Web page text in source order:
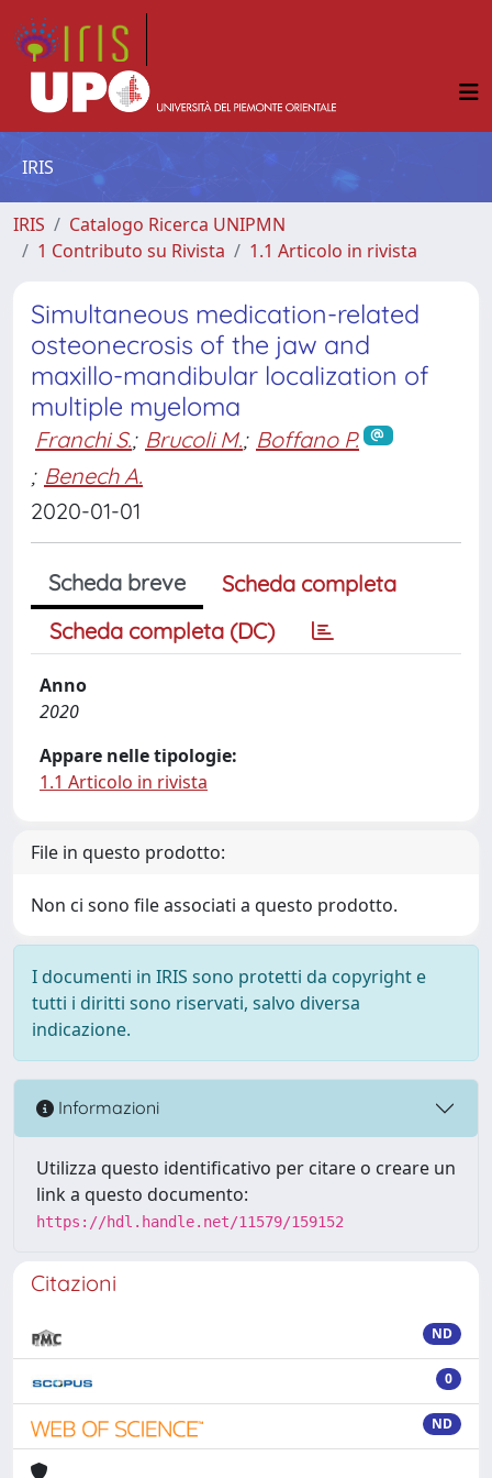
IRIS
IRIS
Catalogo Ricerca UNIPMN
1 Contributo su Rivista
1.1 Articolo in rivista
Simultaneous medication-related
osteonecrosis of the jaw and
maxillo-mandibular localization of
multiple myeloma
Franchi S.; Brucoli M.; Boffano P.
; Benech A.
2020-01-01
Scheda breve
Scheda completa
Scheda completa (DC)
Anno
2020
Appare nelle tipologie:
1.1 Articolo in rivista
File in questo prodotto:
Non ci sono file associati a questo prodotto.
I documenti in IRIS sono protetti da copyright e
tutti i diritti sono riservati, salvo diversa
indicazione.
Informazioni
Utilizza questo identificativo per citare o creare un
link a questo documento:
https://hdl.handle.net/11579/159152
Citazioni
ND
0
ND